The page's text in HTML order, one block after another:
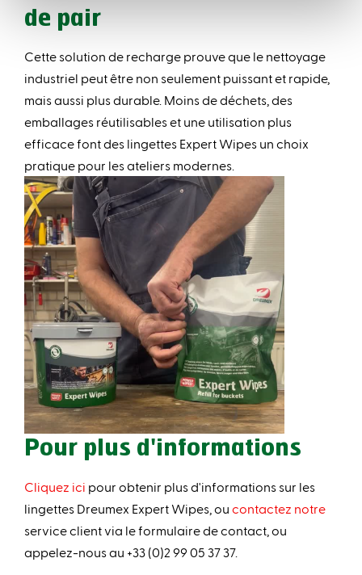
de pair
Cette solution de recharge prouve que le nettoyage
industriel peut être non seulement puissant et rapide,
mais aussi plus durable. Moins de déchets, des
emballages réutilisables et une utilisation plus
efficace font des lingettes Expert Wipes un choix
pratique pour les ateliers modernes.
Pour plus d'informations
Cliquez ici pour obtenir plus d'informations sur les
lingettes Dreumex Expert Wipes, ou contactez notre
service client via le formulaire de contact, ou
appelez-nous au +33 (0)2 99 05 37 37.